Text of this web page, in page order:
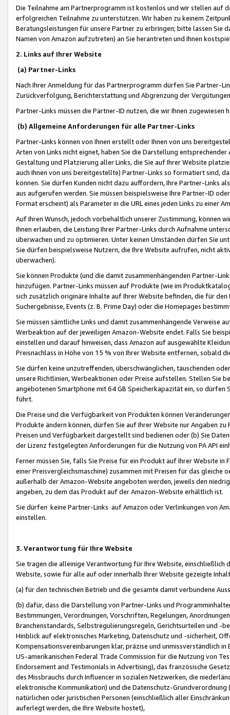
Die Teilnahme am Partnerprogramm ist kostenlos und wir stellen auf
erfolgreichen Teilnahme zu unterstützen. Wir haben zu keinem
Beratungsleistungen für unsere Partner zu erbringen; bitte lassen Sie
Namen von Amazon aufzutreten) an Sie herantreten und Ihnen
2. Links auf Ihrer Website
(a) Partner-Links
Nach Ihrer Anmeldung für das Partnerprogramm dürfen Sie Partner-
Zurückverfolgung, Berichterstattung und Abgrenzung der
Partner-Links müssen die Partner-ID nutzen, die wir Ihnen zugewiesen
(b) Allgemeine Anforderungen für alle Partner-Links
Partner-Links können von Ihnen erstellt oder Ihnen von uns
Arten von Links nicht eignet, haben Sie die Darstellung
Gestaltung und Platzierung aller Links, die Sie auf Ihrer Website
auch Ihnen von uns bereitgestellte) Partner-Links so formatiert sind,
können. Sie dürfen Kunden nicht dazu auffordern, Ihre Partner-Links
aus aufgerufen werden. Sie müssen beispielsweise Ihre Partner-ID
Format erscheint) als Parameter in die URL eines jeden Links zu einer
Auf Ihren Wunsch, jedoch vorbehaltlich unserer Zustimmung, können
Ihnen erlauben, die Leistung Ihrer Partner-Links durch Aufnahme
überwachen und zu optimieren. Unter keinen Umständen dürfen Sie
Sie dürfen beispielsweise Nutzern, die Ihre Website aufrufen, nicht
überwachen).
Sie können Produkte (und die damit zusammenhängenden Partner-
hinzufügen. Partner-Links müssen auf Produkte (wie im
sich zusätzlich originäre Inhalte auf Ihrer Website befinden, die für
Suchergebnisse, Events (z. B. Prime Day) oder die Homepages
Sie müssen sämtliche Links und damit zusammenhängende
Werbeaktion auf der jeweiligen Amazon-Website endet. Falls Sie
einstellen und darauf hinweisen, dass Amazon auf ausgewählte
Preisnachlass in Höhe von 15 % von Ihrer Website entfernen, sobald
Sie dürfen keine unzutreffenden, überschwänglichen, täuschenden
unsere Richtlinien, Werbeaktionen oder Preise aufstellen. Stellen Sie
angebotenen Smartphone mit 64 GB Speicherkapazität ein, so dürfen
führt.
Die Preise und die Verfügbarkeit von Produkten können
Produkte ändern können, dürfen Sie auf Ihrer Website nur Angaben
Preisen und Verfügbarkeit dargestellt sind bedienen oder (b) Sie
der Lizenz festgelegten Anforderungen für die Nutzung von PA API
Ferner müssen Sie, falls Sie Preise für ein Produkt auf Ihrer Website
einer Preisvergleichsmaschine) zusammen mit Preisen für das
außerhalb der Amazon-Website angeboten werden, jeweils den
angeben, zu dem das Produkt auf der Amazon-Website erhältlich ist.
Sie dürfen keine Partner-Links auf Amazon oder Verlinkungen von
einstellen.
3. Verantwortung für Ihre Website
Sie tragen die alleinige Verantwortung für Ihre Website,
Website, sowie für alle auf oder innerhalb Ihrer Website gezeigte
(a) für den technischen Betrieb und die gesamte damit verbundene
(b) dafür, dass die Darstellung von Partner-Links und
Bestimmungen, Verordnungen, Vorschriften, Regelungen,
Branchenstandards, Selbstregulierungsregeln, Gerichtsurteilen und -
Hinblick auf elektronisches Marketing, Datenschutz und -sicherheit,
Kompensationsvereinbarungen klar, präzise und unmissverständlich
US-amerikanischen Federal Trade Commission für die Nutzung von
Endorsement and Testimonials in Advertising), das französische
des Missbrauchs durch Influencer in sozialen Netzwerken, die
elektronische Kommunikation) und die Datenschutz-
natürlichen oder juristischen Personen (einschließlich aller
auferlegt werden, die Ihre Website hostet),